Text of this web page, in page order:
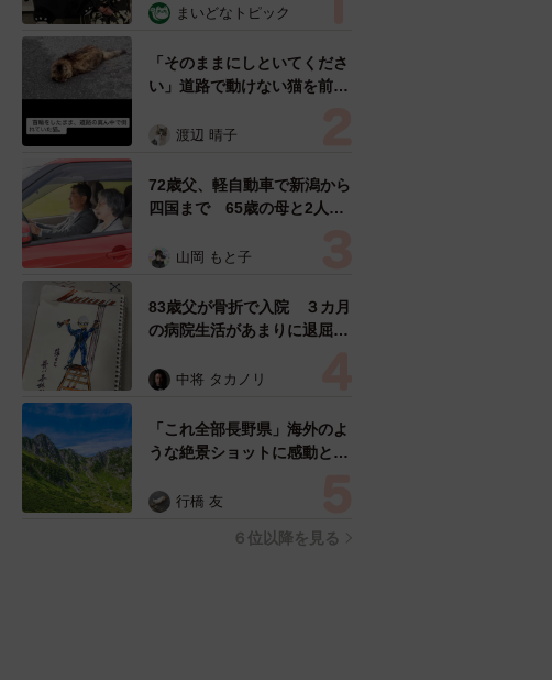
めらい 「痛いほど伝わる」
まいどなトピック
「そのままにしといてくださ
い」道路で動けない猫を前に
ようとした4日間 「命の重
表の訴え
渡辺 晴子
72歳父、軽自動車で新潟から
四国まで 65歳の母と2人で
憩まで分刻み… 「大学生で
山岡 もと子
83歳父が骨折で入院 ３カ月
の病院生活があまりに退屈で
い！」→スケッチブックを見
すよ…」
中将 タカノリ
「これ全部長野県」海外のよ
うな絶景ショットに感動と反
ったんだって気づいた」
行橋 友
６位以降を見る